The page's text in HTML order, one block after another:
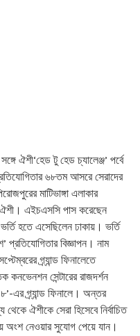
ঐশী‘হেড টু হেড চ্যালেঞ্জ’ পর্বে
৬৮তম আসরে সেরাদের
মাটিভাঙ্গা এলাকার
ঐশী। এইচএসসি পাস করেছেন
হতে এসেছিলেন ঢাকায়। ভর্তি
প্রতিযোগিতার বিজ্ঞাপন। নাম
গ্র্যান্ড ফিনালেতে
কনভেনশন সেন্টারের রাজদর্শন
এর গ্র্যান্ড ফিনালে। অন্তর
ঐশীকে সেরা হিসেবে নির্বাচিত
অংশ নেওয়ার সুযোগ পেয়ে যান।